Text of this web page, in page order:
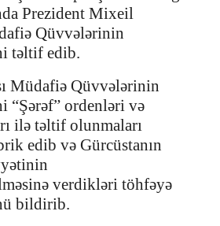
Prezident Mixeil
Qüvvələrinin
təltif edib.
Müdafiə Qüvvələrinin
“Şərəf” ordenləri və
ilə təltif olunmaları
edib və Gürcüstanın
verdikləri töhfəyə
bildirib.